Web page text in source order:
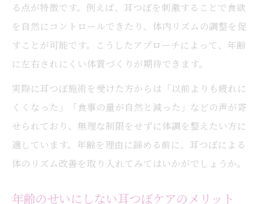
る点が特徴です。例えば、耳つぼを刺激することで食欲
を自然にコントロールできたり、体内リズムの調整を促
すことが可能です。こうしたアプローチによって、年齢
に左右されにくい体質づくりが期待できます。
実際に耳つぼ施術を受けた方からは「以前よりも疲れに
くくなった」「食事の量が自然と減った」などの声が寄
せられており、無理な制限をせずに体調を整えたい方に
適しています。年齢を理由に諦める前に、耳つぼによる
体のリズム改善を取り入れてみてはいかがでしょうか。
年齢のせいにしない耳つぼケアのメリット